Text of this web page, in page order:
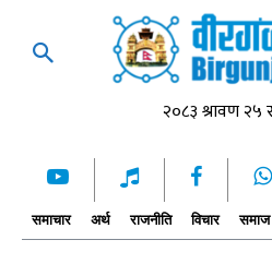
समाचार अर्थ राजनीति विचार समाज